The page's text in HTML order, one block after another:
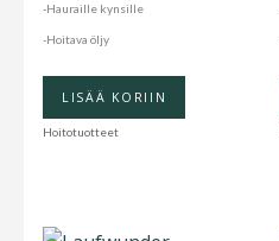
-Hauraille kynsille
-Hoitava öljy
LISÄÄ KORIIN
Hoitotuotteet